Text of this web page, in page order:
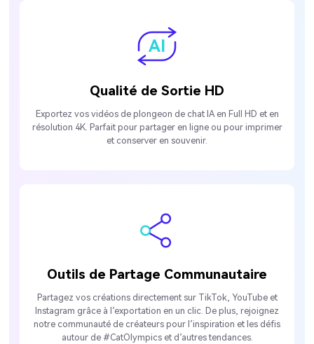
Qualité de Sortie HD
Exportez vos vidéos de plongeon de chat IA en Full HD et en
résolution 4K. Parfait pour partager en ligne ou pour imprimer
et conserver en souvenir.
Outils de Partage Communautaire
Partagez vos créations directement sur TikTok, YouTube et
Instagram grâce à l’exportation en un clic. De plus, rejoignez
notre communauté de créateurs pour l’inspiration et les défis
autour de #CatOlympics et d’autres tendances.